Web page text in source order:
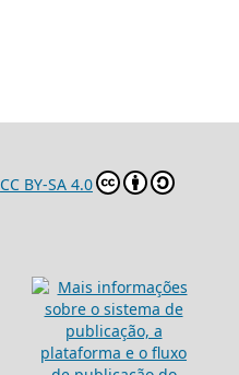
CC BY-SA 4.0